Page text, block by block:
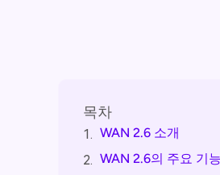
목차
1. WAN 2.6 소개
2. WAN 2.6의 주요 기